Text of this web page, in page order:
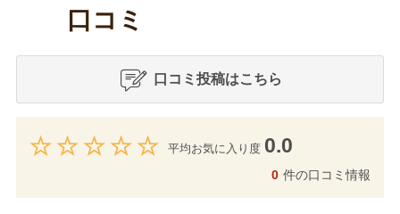
口コミ
口コミ投稿はこちら
平均お気に入り度 0.0
0 件の口コミ情報